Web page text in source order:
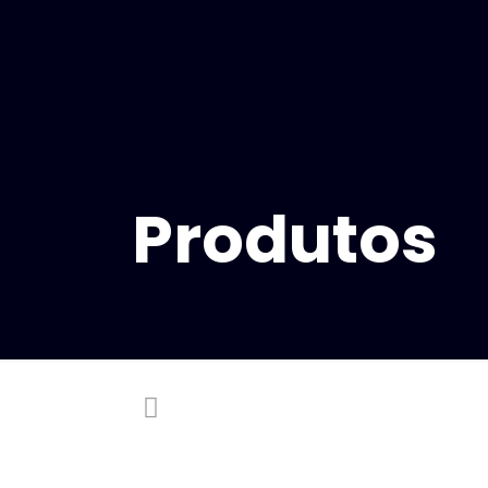
Produtos